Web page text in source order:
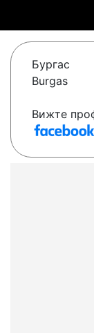
Бургас
Burgas
Вижте